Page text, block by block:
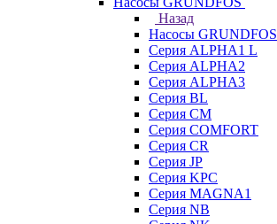
Назад
Насосы GRUNDFOS
Серия ALPHA1 L
Серия ALPHA2
Серия ALPHA3
Серия BL
Серия CM
Серия COMFORT
Серия CR
Серия JP
Серия KPC
Серия MAGNA1
Серия NB